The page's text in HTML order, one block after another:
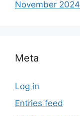
November 2024
Meta
Log in
Entries feed